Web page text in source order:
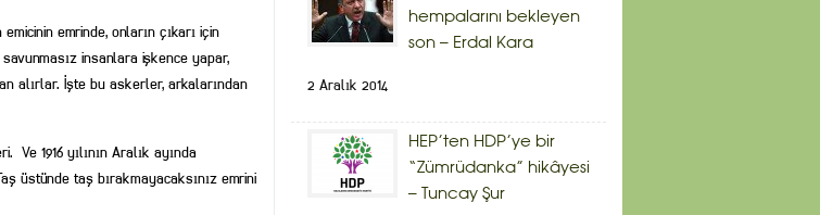
emrinde, onların çıkarı için
insanlara işkence yapar,
alırlar. İşte bu askerler, arkalarından
Ve 1916 yılının Aralık ayında
üstünde taş bırakmayacaksınız emrini
hempalarını bekleyen
son – Erdal Kara
2 Aralık 2014
HEP’ten HDP’ye bir
“Zümrüdanka” hikâyesi
– Tuncay Şur